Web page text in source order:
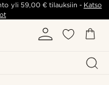
yli 59,00 €tilauksiin - Katso